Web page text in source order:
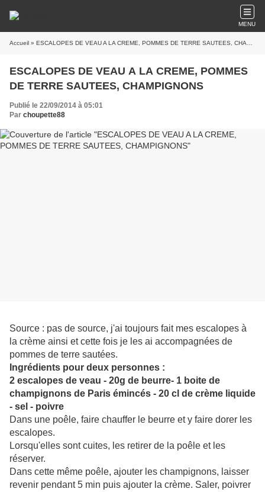
MENU
Accueil » ESCALOPES DE VEAU A LA CREME, POMMES DE TERRE SAUTEES, CHAMPIGNONS
ESCALOPES DE VEAU A LA CREME, POMMES
DE TERRE SAUTEES, CHAMPIGNONS
Publié le 22/09/2014 à 05:01
Par choupette88
Source : pas de source, j'ai toujours fait mes escalopes à
la crème ainsi et cette fois je les ai accompagnées de
pommes de terre sautées.
Ingrédients pour deux personnes :
2 escalopes de veau - 20g de beurre- 1 boite de
champignons de Paris émincés - 20 cl de crème liquide
- sel - poivre
Dans une poêle, faire chauffer le beurre et y faire dorer les
escalopes.
Lorsqu'elles sont cuites, les retirer de la poêle et les
réserver.
Dans cette même poêle, ajouter les champignons, laisser
revenir pendant 5 min puis ajouter la crème. Saler, poivrer